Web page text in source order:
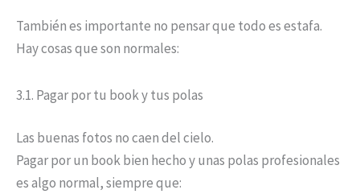
También es importante no pensar que todo es estafa.
Hay cosas que son normales:
3.1. Pagar por tu book y tus polas
Las buenas fotos no caen del cielo.
Pagar por un book bien hecho y unas polas profesionales
es algo normal, siempre que: